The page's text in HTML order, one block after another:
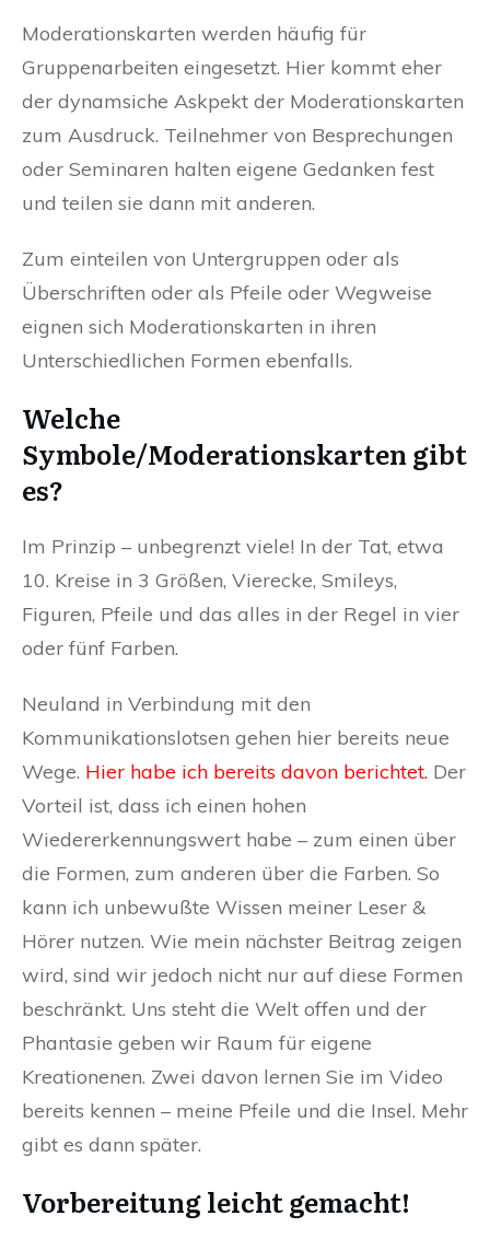
Moderationskarten werden häufig für
Gruppenarbeiten eingesetzt. Hier kommt eher
der dynamsiche Askpekt der Moderationskarten
zum Ausdruck. Teilnehmer von Besprechungen
oder Seminaren halten eigene Gedanken fest
und teilen sie dann mit anderen.
Zum einteilen von Untergruppen oder als
Überschriften oder als Pfeile oder Wegweise
eignen sich Moderationskarten in ihren
Unterschiedlichen Formen ebenfalls.
Welche
Symbole/Moderationskarten gibt
es?
Im Prinzip – unbegrenzt viele! In der Tat, etwa
10. Kreise in 3 Größen, Vierecke, Smileys,
Figuren, Pfeile und das alles in der Regel in vier
oder fünf Farben.
Neuland in Verbindung mit den
Kommunikationslotsen gehen hier bereits neue
Wege. Hier habe ich bereits davon berichtet. Der
Vorteil ist, dass ich einen hohen
Wiedererkennungswert habe – zum einen über
die Formen, zum anderen über die Farben. So
kann ich unbewußte Wissen meiner Leser &
Hörer nutzen. Wie mein nächster Beitrag zeigen
wird, sind wir jedoch nicht nur auf diese Formen
beschränkt. Uns steht die Welt offen und der
Phantasie geben wir Raum für eigene
Kreationenen. Zwei davon lernen Sie im Video
bereits kennen – meine Pfeile und die Insel. Mehr
gibt es dann später.
Vorbereitung leicht gemacht!